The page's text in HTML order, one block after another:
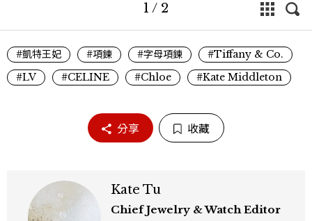
1 / 2
#凱特王妃 #項鍊 #字母項鍊
#Tiffany & Co.
#LV
#CELINE #Chloe #Kate Middleton
分享 收藏
Kate Tu
Chief Jewelry & Watch Editor